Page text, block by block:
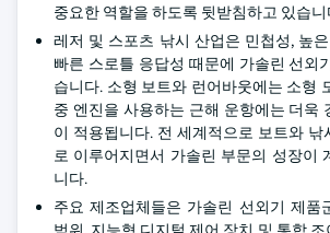
중요한 역할을 하도록 뒷받침하고 있습니
레저 및 스포츠 낚시 산업은 민첩성, 높
빠른 스로틀 응답성 때문에 가솔린 선외
습니다. 소형 보트와 런어바웃에는 소형
중 엔진을 사용하는 근해 운항에는 더욱
이 적용됩니다. 전 세계적으로 보트와 낚
로 이루어지면서 가솔린 부문의 성장이
니다.
주요 제조업체들은 가솔린 선외기 제품